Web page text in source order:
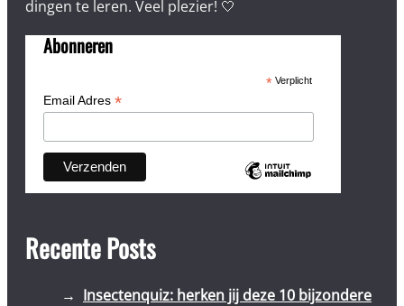
dingen te leren. Veel plezier! 🤍
Abonneren
*Verplicht
Email Adres *
Recente Posts
Insectenquiz: herken jij deze 10 bijzondere